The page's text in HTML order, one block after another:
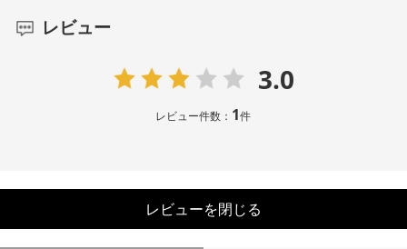
レビュー
3.0
レビュー件数： 1件
レビューを閉じる